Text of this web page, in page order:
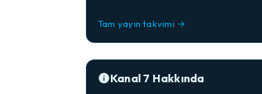
Tam yayın takvimi →
Kanal 7 Hakkında